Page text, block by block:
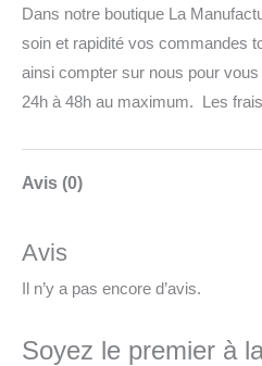
Dans notre boutique La
soin et rapidité vos commandes
ainsi compter sur nous pour
24h à 48h au maximum. Les
Avis (0)
Avis
Il n’y a pas encore d’avis.
Soyez le premier à